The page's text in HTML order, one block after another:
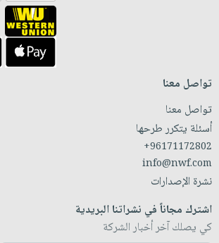
تواصل معنا
تواصل معنا
أسئلة يتكرر طرحها
+96171172802
info@nwf.com
نشرة الإصدارات
اشترك مجاناً في نشراتنا البريدية
كي يصلك آخر أخبار الشركة